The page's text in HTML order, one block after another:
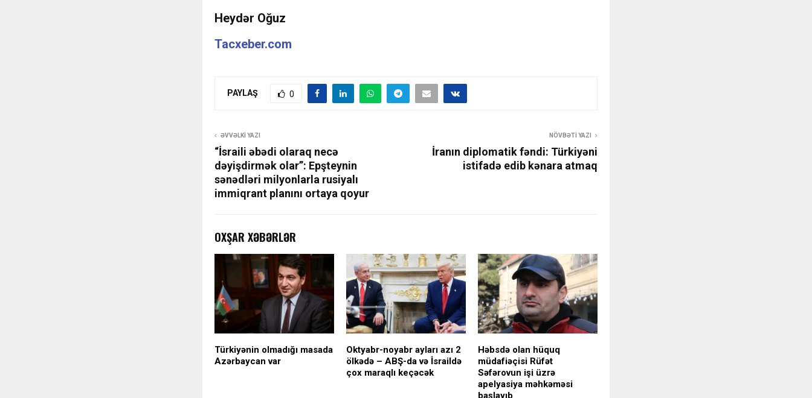
Heydər Oğuz
Tacxeber.com
PAYLAŞ 0
ƏVVƏLKI YAZI
“İsraili əbədi olaraq necə
dəyişdirmək olar”: Epşteynin
sənədləri milyonlarla rusiyalı
immiqrant planını ortaya qoyur
NÖVBƏTI YAZI
İranın diplomatik fəndi: Türkiyəni
istifadə edib kənara atmaq
OXŞAR XƏBƏRLƏR
Türkiyənin olmadığı masada
Azərbaycan var
Oktyabr-noyabr ayları azı 2
ölkədə – ABŞ-da və İsraildə
çox maraqlı keçəcək
Həbsdə olan hüquq
müdafiəçisi Rüfət
Səfərovun işi üzrə
apelyasiya məhkəməsi
başlayıb